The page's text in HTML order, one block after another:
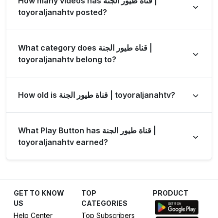
subscribers per million views overall, and 867
subscribers per million views in the last 28 days.
toyoraljanahtv posted?
videos.
What category does قناة طيور الجنة |
toyoraljanahtv belong to?
category.
How old is قناة طيور الجنة | toyoraljanahtv?
18 years (created on 24 Nov 2008).
What Play Button has قناة طيور الجنة |
toyoraljanahtv earned?
toyoraljanahtv has earned the Diamond Play Button.
GET TO KNOW
US
Help Center
TOP
CATEGORIES
Top Subscribers
PRODUCT